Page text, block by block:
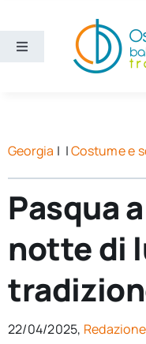
contenuto
Toggle
Ricerca e
Sezioni
Chi siamo
Georgia | |Costume e
Pasqua
notte di
22/04/2025, Redazione